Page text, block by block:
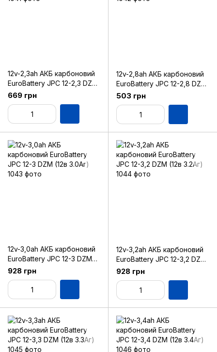
12v-2,3ah АКБ карбоновий
EuroBattery JPC 12-2,3 DZM
(12в 2.3Аг)
669 грн
12v-2,8ah АКБ карбоновий
EuroBattery JPC 12-2,8 DZM
(12в 2.8Аг)
503 грн
12v-3,0ah АКБ карбоновий
EuroBattery JPC 12-3 DZM
(12в 3.0Аг)
928 грн
12v-3,2ah АКБ карбоновий
EuroBattery JPC 12-3,2 DZM
(12в 3.2Аг)
928 грн